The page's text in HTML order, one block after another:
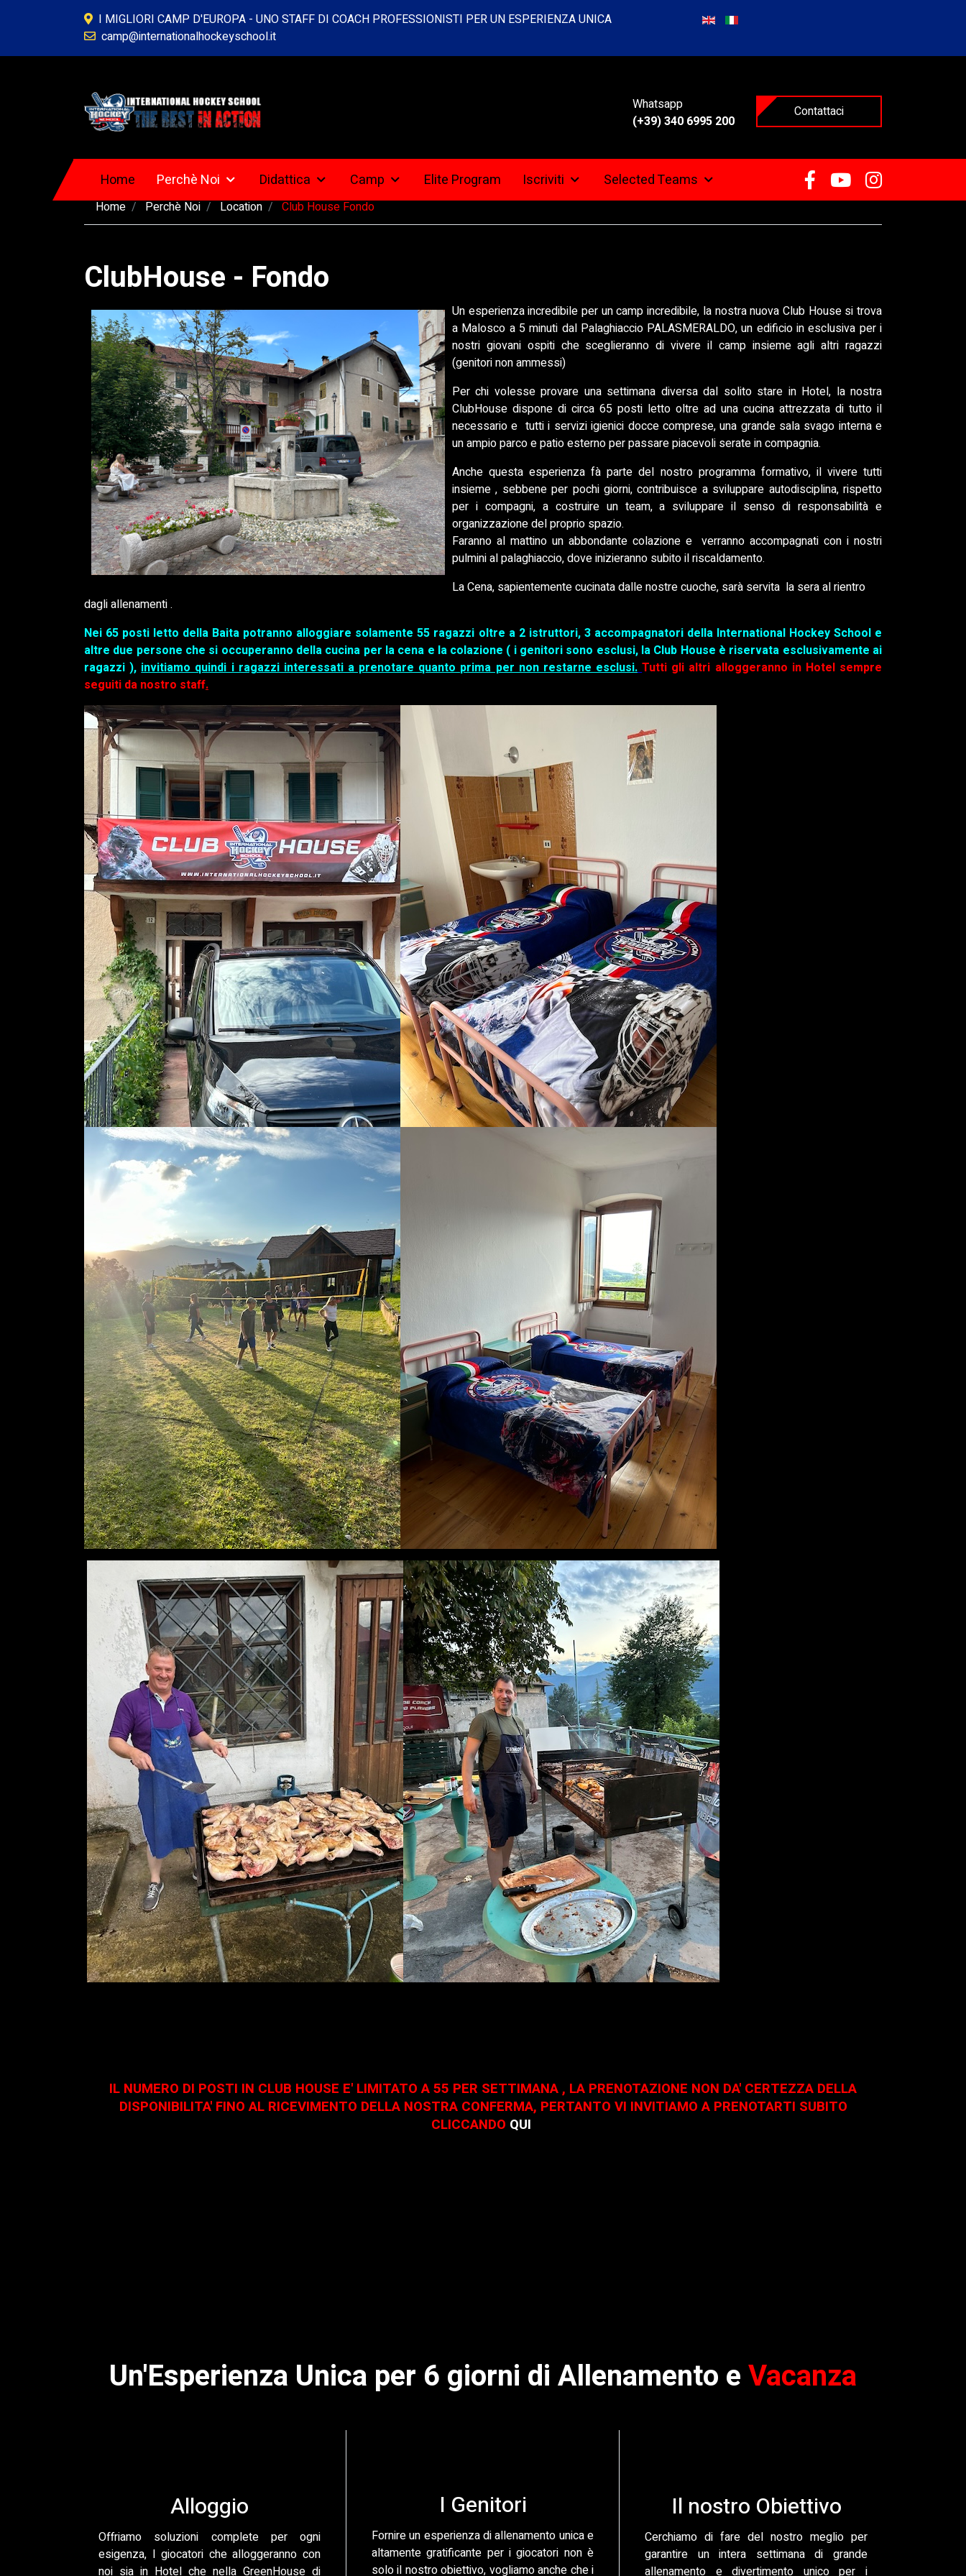
I MIGLIORI CAMP D'EUROPA - UNO STAFF DI COACH PROFESSIONISTI PER UN ESPERIENZA UNICA
camp@internationalhockeyschool.it
Whatsapp
(+39) 340 6995 200
Contattaci
Home Perchè Noi Didattica Camp Elite Program Iscriviti Selected Teams
Home Perchè Noi Location Club House Fondo
ClubHouse - Fondo
Un esperienza incredibile per un camp incredibile, la nostra nuova Club House si trova
a Malosco a 5 minuti dal Palaghiaccio PALASMERALDO, un edificio in esclusiva per i
nostri giovani ospiti che sceglieranno di vivere il camp insieme agli altri ragazzi
(genitori non ammessi)
Per chi volesse provare una settimana diversa dal solito stare in Hotel, la nostra
ClubHouse dispone di circa 65 posti letto oltre ad una cucina attrezzata di tutto il
necessario e tutti i servizi igienici docce comprese, una grande sala svago interna e
un ampio parco e patio esterno per passare piacevoli serate in compagnia.
Anche questa esperienza fà parte del nostro programma formativo, il vivere tutti
insieme , sebbene per pochi giorni, contribuisce a sviluppare autodisciplina, rispetto
per i compagni, a costruire un team, a sviluppare il senso di responsabilità e
organizzazione del proprio spazio.
Faranno al mattino un abbondante colazione e verranno accompagnati con i nostri
pulmini al palaghiaccio, dove inizieranno subito il riscaldamento.
La Cena, sapientemente cucinata dalle nostre cuoche, sarà servita la sera al rientro
dagli allenamenti .
Nei 65 posti letto della Baita potranno alloggiare solamente 55 ragazzi oltre a 2 istruttori, 3 accompagnatori della International Hockey School e
altre due persone che si occuperanno della cucina per la cena e la colazione ( i genitori sono esclusi, la Club House è riservata esclusivamente ai
ragazzi ),invitiamo quindi i ragazzi interessati a prenotare quanto prima per non restarne esclusi. Tutti gli altri alloggeranno in Hotel sempre
seguiti da nostro staff.
IL NUMERO DI POSTI IN CLUB HOUSE E' LIMITATO A 55 PER SETTIMANA , LA PRENOTAZIONE NON DA' CERTEZZA DELLA
DISPONIBILITA' FINO AL RICEVIMENTO DELLA NOSTRA CONFERMA, PERTANTO VI INVITIAMO A PRENOTARTI SUBITO
CLICCANDO QUI
Un'Esperienza Unica per 6 giorni di Allenamento eVacanza
Alloggio
Offriamo soluzioni complete per ogni
esigenza, I giocatori che alloggeranno con
noi sia in Hotel che nella GreenHouse di
I Genitori
Fornire un esperienza di allenamento unica e
altamente gratificante per i giocatori non è
solo il nostro obiettivo, vogliamo anche che i
Il nostro Obiettivo
Cerchiamo di fare del nostro meglio per
garantire un intera settimana di grande
allenamento e divertimento unico per i